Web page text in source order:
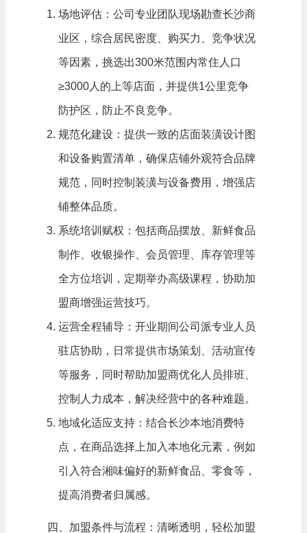
场地评估：公司专业团队现场勘查长沙商
业区，综合居民密度、购买力、竞争状况
等因素，挑选出300米范围内常住人口
≥3000人的上等店面，并提供1公里竞争
防护区，防止不良竞争。
规范化建设：提供一致的店面装潢设计图
和设备购置清单，确保店铺外观符合品牌
规范，同时控制装潢与设备费用，增强店
铺整体品质。
系统培训赋权：包括商品摆放、新鲜食品
制作、收银操作、会员管理、库存管理等
全方位培训，定期举办高级课程，协助加
盟商增强运营技巧。
运营全程辅导：开业期间公司派专业人员
驻店协助，日常提供市场策划、活动宣传
等服务，同时帮助加盟商优化人员排班、
控制人力成本，解决经营中的各种难题。
地域化适应支持：结合长沙本地消费特
点，在商品选择上加入本地化元素，例如
引入符合湘味偏好的新鲜食品、零食等，
提高消费者归属感。
四、加盟条件与流程：清晰透明，轻松加盟